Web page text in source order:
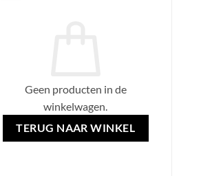
Geen producten in de
winkelwagen.
TERUG NAAR WINKEL